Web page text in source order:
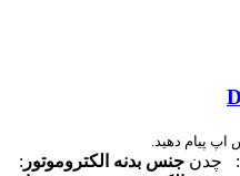
پیام دهید.
: چدن جنس بدنه الکتروموتور :